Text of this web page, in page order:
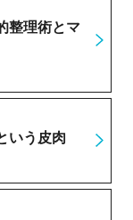
整理術とマ
いう皮肉